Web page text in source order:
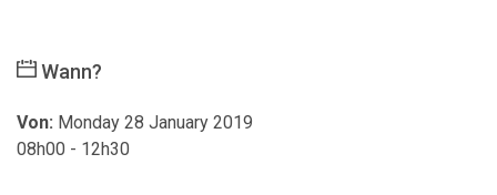
Wann?
Von: Monday 28 January 2019
08h00 - 12h30